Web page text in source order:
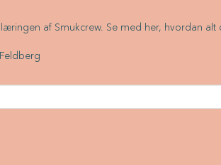
af Smukcrew. Se med her, hvordan alt